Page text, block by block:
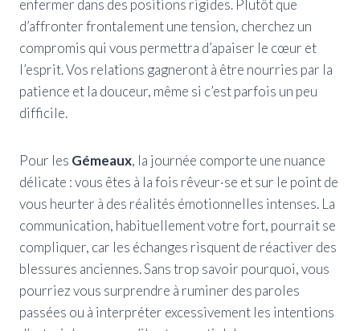
enfermer dans des positions rigides. Plutôt que
d’affronter frontalement une tension, cherchez un
compromis qui vous permettra d’apaiser le cœur et
l’esprit. Vos relations gagneront à être nourries par la
patience et la douceur, même si c’est parfois un peu
difficile.
Pour les Gémeaux, la journée comporte une nuance
délicate : vous êtes à la fois rêveur·se et sur le point de
vous heurter à des réalités émotionnelles intenses. La
communication, habituellement votre fort, pourrait se
compliquer, car les échanges risquent de réactiver des
blessures anciennes. Sans trop savoir pourquoi, vous
pourriez vous surprendre à ruminer des paroles
passées ou à interpréter excessivement les intentions